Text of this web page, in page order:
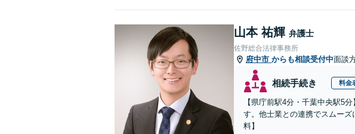
山本 祐輝 弁護士
佐野総合法律事務所
府中市 からも相談受付中面談
相続手続き 料金
【県庁前駅4分・千葉中央駅5
す。他士業との連携でスムー
料】